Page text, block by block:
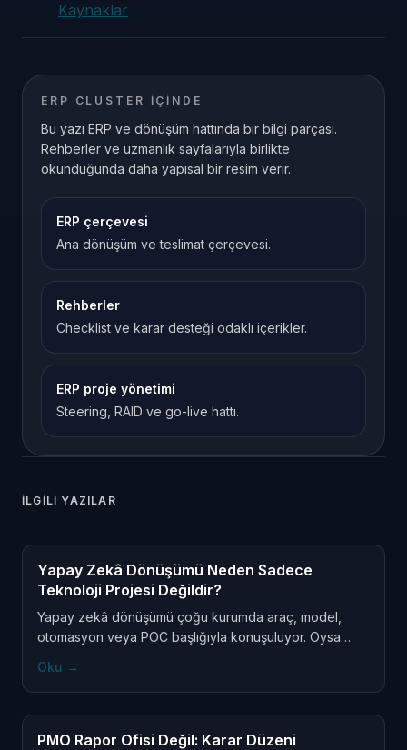
Kaynaklar
ERP CLUSTER IÇINDE
Bu yazı ERP ve dönüşüm hattında bir bilgi parçası.
Rehberler ve uzmanlık sayfalarıyla birlikte
okunduğunda daha yapısal bir resim verir.
ERP çerçevesi
Ana dönüşüm ve teslimat çerçevesi.
Rehberler
Checklist ve karar desteği odaklı içerikler.
ERP proje yönetimi
Steering, RAID ve go-live hattı.
İLGILI YAZILAR
Yapay Zekâ Dönüşümü Neden Sadece
Teknoloji Projesi Değildir?
Yapay zekâ dönüşümü çoğu kurumda araç, model,
otomasyon veya POC başlığıyla konuşuluyor. Oysa
sürecin sorumlusu, kararın etkisi, kullanıcının güveni ve
çıktının nasıl yönetileceğidir.
Oku →
PMO Rapor Ofisi Değil: Karar Düzeni